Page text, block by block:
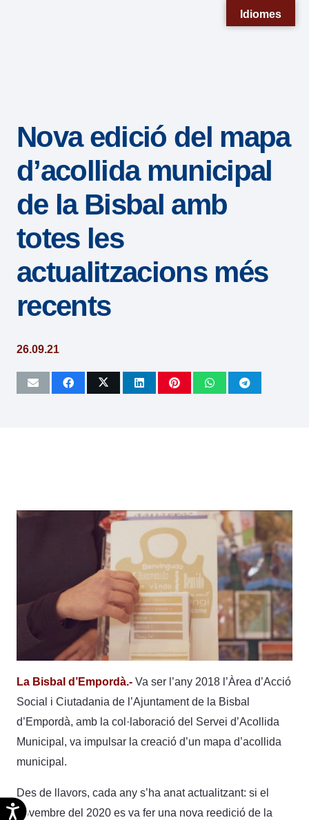
sistema
accesibilidad.
Accesibilidad
Nova edició del mapa
d’acollida municipal
de la Bisbal amb
totes les
actualitzacions més
recents
26.09.21
La Bisbal d’Empordà.- Va ser l’any 2018 l’Àrea d’Acció
Social i Ciutadania de l’Ajuntament de la Bisbal
d’Empordà, amb la col·laboració del Servei d’Acollida
Municipal, va impulsar la creació d’un mapa d’acollida
municipal.
Des de llavors, cada any s’ha anat actualitzant: si el
novembre del 2020 es va fer una nova reedició de la
Idiomes